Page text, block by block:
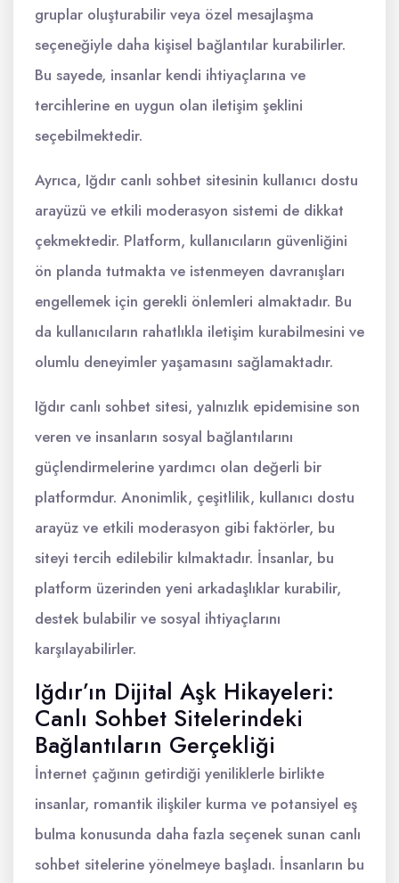
gruplar oluşturabilir veya özel mesajlaşma
seçeneğiyle daha kişisel bağlantılar kurabilirler.
Bu sayede, insanlar kendi ihtiyaçlarına ve
tercihlerine en uygun olan iletişim şeklini
seçebilmektedir.
Ayrıca, Iğdır canlı sohbet sitesinin kullanıcı dostu
arayüzü ve etkili moderasyon sistemi de dikkat
çekmektedir. Platform, kullanıcıların güvenliğini
ön planda tutmakta ve istenmeyen davranışları
engellemek için gerekli önlemleri almaktadır. Bu
da kullanıcıların rahatlıkla iletişim kurabilmesini ve
olumlu deneyimler yaşamasını sağlamaktadır.
Iğdır canlı sohbet sitesi, yalnızlık epidemisine son
veren ve insanların sosyal bağlantılarını
güçlendirmelerine yardımcı olan değerli bir
platformdur. Anonimlik, çeşitlilik, kullanıcı dostu
arayüz ve etkili moderasyon gibi faktörler, bu
siteyi tercih edilebilir kılmaktadır. İnsanlar, bu
platform üzerinden yeni arkadaşlıklar kurabilir,
destek bulabilir ve sosyal ihtiyaçlarını
karşılayabilirler.
Iğdır’ın Dijital Aşk Hikayeleri:
Canlı Sohbet Sitelerindeki
Bağlantıların Gerçekliği
İnternet çağının getirdiği yeniliklerle birlikte
insanlar, romantik ilişkiler kurma ve potansiyel eş
bulma konusunda daha fazla seçenek sunan canlı
sohbet sitelerine yönelmeye başladı. İnsanların bu